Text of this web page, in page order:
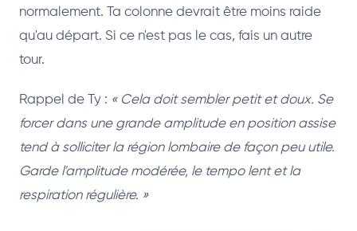
normalement. Ta colonne devrait être moins raide
qu'au départ. Si ce n'est pas le cas, fais un autre
tour.
Rappel de Ty : « Cela doit sembler petit et doux. Se
forcer dans une grande amplitude en position assise
tend à solliciter la région lombaire de façon peu utile.
Garde l'amplitude modérée, le tempo lent et la
respiration régulière. »